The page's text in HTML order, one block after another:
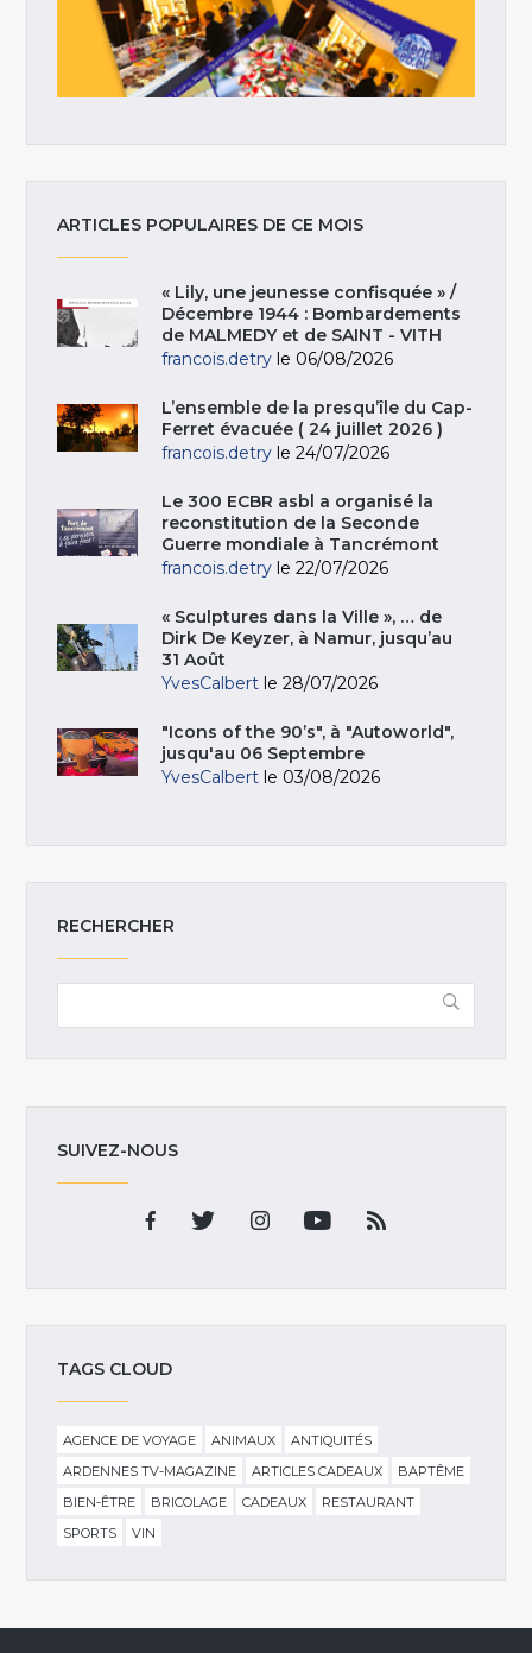
ARTICLES POPULAIRES DE CE MOIS
« Lily, une jeunesse confisquée » /
Décembre 1944 : Bombardements
de MALMEDY et de SAINT - VITH
francois.detry le 06/08/2026
L’ensemble de la presqu’île du Cap-
Ferret évacuée ( 24 juillet 2026 )
francois.detry le 24/07/2026
Le 300 ECBR asbl a organisé la
reconstitution de la Seconde
Guerre mondiale à Tancrémont
francois.detry le 22/07/2026
« Sculptures dans la Ville », … de
Dirk De Keyzer, à Namur, jusqu’au
31 Août
YvesCalbert le 28/07/2026
"Icons of the 90’s", à "Autoworld",
jusqu'au 06 Septembre
YvesCalbert le 03/08/2026
RECHERCHER
SUIVEZ-NOUS
TAGS CLOUD
AGENCE DE VOYAGE ANIMAUX
ANTIQUITÉS
ARDENNES TV-MAGAZINE
ARTICLES CADEAUX
BAPTÊME
BIEN-ÊTRE
BRICOLAGE CADEAUX
RESTAURANT
SPORTS
VIN